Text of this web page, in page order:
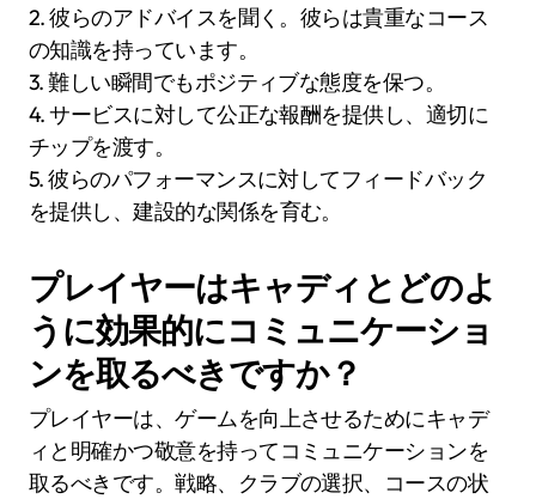
2. 彼らのアドバイスを聞く。彼らは貴重なコース
の知識を持っています。
3. 難しい瞬間でもポジティブな態度を保つ。
4. サービスに対して公正な報酬を提供し、適切に
チップを渡す。
5. 彼らのパフォーマンスに対してフィードバック
を提供し、建設的な関係を育む。
プレイヤーはキャディとどのよ
うに効果的にコミュニケーショ
ンを取るべきですか？
プレイヤーは、ゲームを向上させるためにキャデ
ィと明確かつ敬意を持ってコミュニケーションを
取るべきです。戦略、クラブの選択、コースの状